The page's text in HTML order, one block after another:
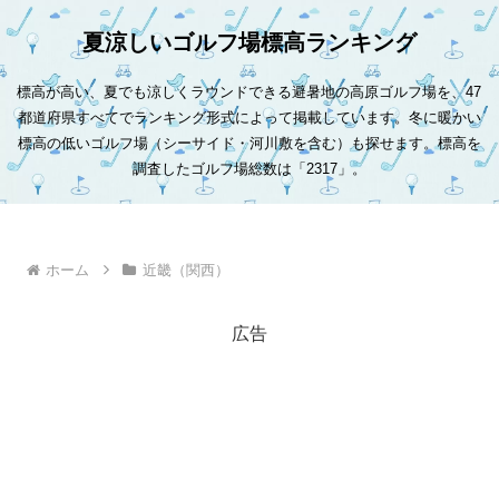
夏涼しいゴルフ場標高ランキング
標高が高い、夏でも涼しくラウンドできる避暑地の高原ゴルフ場を、47
都道府県すべてでランキング形式によって掲載しています。冬に暖かい
標高の低いゴルフ場（シーサイド・河川敷を含む）も探せます。標高を
調査したゴルフ場総数は「2317」。
ホーム 近畿（関西）
広告